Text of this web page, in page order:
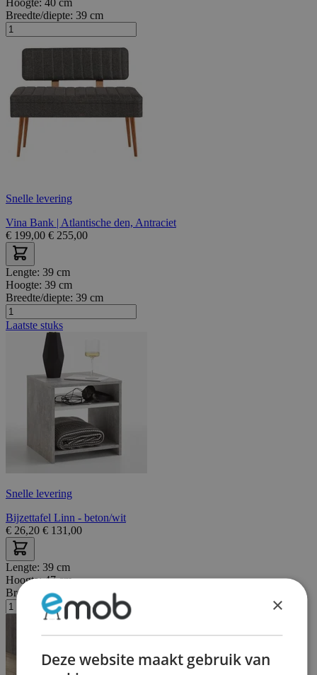
Breedte/diepte: 39 cm
Snelle levering
Vina Bank | Atlantische den, Antraciet
€ 199,00 € 255,00
Lengte: 39 cm
Hoogte: 39 cm
Breedte/diepte: 39 cm
Laatste stuks
Snelle levering
Bijzettafel Linn - beton/wit
€ 26,20 € 131,00
Lengte: 39 cm
Hoogte:47 cm
Breedte/diepte:
×
Deze website maakt gebruik van